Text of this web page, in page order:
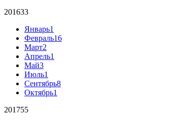
201633
Январь1
Февраль16
Март2
Апрель1
Май3
Июль1
Сентябрь8
Октябрь1
201755